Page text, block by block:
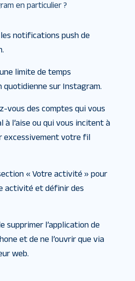
en particulier ?
notifications push de
limite de temps
quotidienne sur Instagram.
vous des comptes qui vous
à l’aise ou qui vous incitent à
excessivement votre fil
« Votre activité » pour
activité et définir des
supprimer l’application de
et de ne l’ouvrir que via
web.